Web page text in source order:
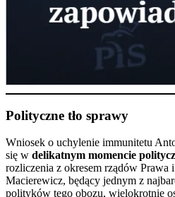
Polityczne tło sprawy
Wniosek o uchylenie immunitetu
się w delikatnym momencie
rozliczenia z okresem rządów Prawa
Macierewicz, będący jednym z
polityków tego obozu, wielokrotnie